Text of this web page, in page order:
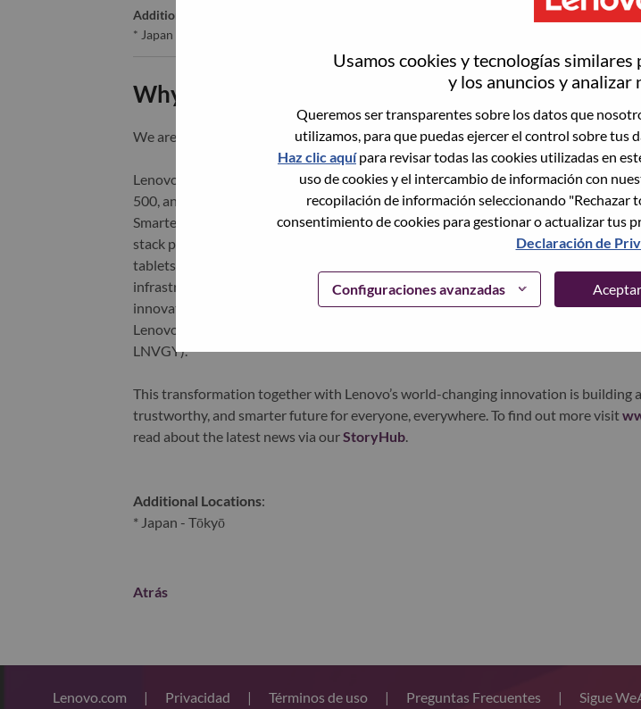
Usamos cookies y tecnologías
y los anuncios y analizar
Queremos ser transparentes sobre los datos que
utilizamos, para que puedas ejercer el control sobre tus
Haz clic aquípara revisar todas las cookies utilizadas en
uso de cookies y el intercambio de información con
recopilación de información seleccionando "Rechazar
consentimiento de cookies para gestionar o actualizar tus
Declaración de
Configuraciones avanzadas
Additional Locations
* Japan - Tōkyō
Why Work at Lenovo
We are Lenovo. We do what we say. We own what we do. We WOW our
Lenovo is a US$83 billion revenue global technology powerhouse, ranked #153 in
500, and serving millions of customers every day in 180 markets. Focused on a
Smarter Technology for All, Lenovo has built on its success as the world’s largest
stack portfolio of AI-enabled, AI-ready, and AI-optimized devices (PCs,
tablets), infrastructure (server, storage, edge, high performance computing and
infrastructure), software, solutions, and services. Lenovo’s continued investment in
innovation is building a more equitable, trustworthy, and smarter future for
Lenovo is listed on the Hong Kong stock exchange under Lenovo Group Limited
LNVGY).
This transformation together with Lenovo’s world-changing innovation is building
trustworthy, and smarter future for everyone, everywhere. To find out more visit
read about the latest news via ourStoryHub.
Additional Locations:
* Japan - Tōkyō
Atrás
Lenovo.com | Privacidad | Términos de uso | Preguntas Frecuentes | Sigue